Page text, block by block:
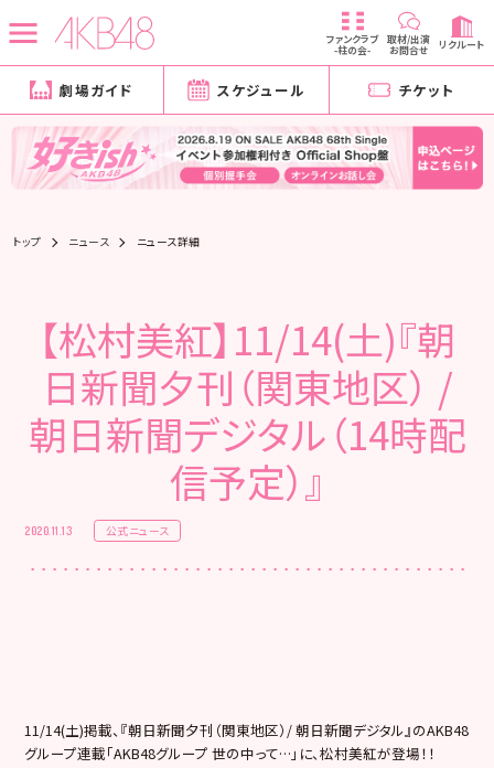
ファンクラブ
-柱の会-
取材/出演
お問合せ リクルート
劇場ガイド スケジュール チケット
トップ ニュース ニュース詳細
【松村美紅】11/14(土)『朝
日新聞夕刊（関東地区） /
朝日新聞デジタル（14時配
信予定）』
2020.11.13 公式ニュース
11/14(土)掲載、『朝日新聞夕刊（関東地区）/ 朝日新聞デジタル』のAKB48
グループ連載「AKB48グループ 世の中って…」に、松村美紅が登場！！